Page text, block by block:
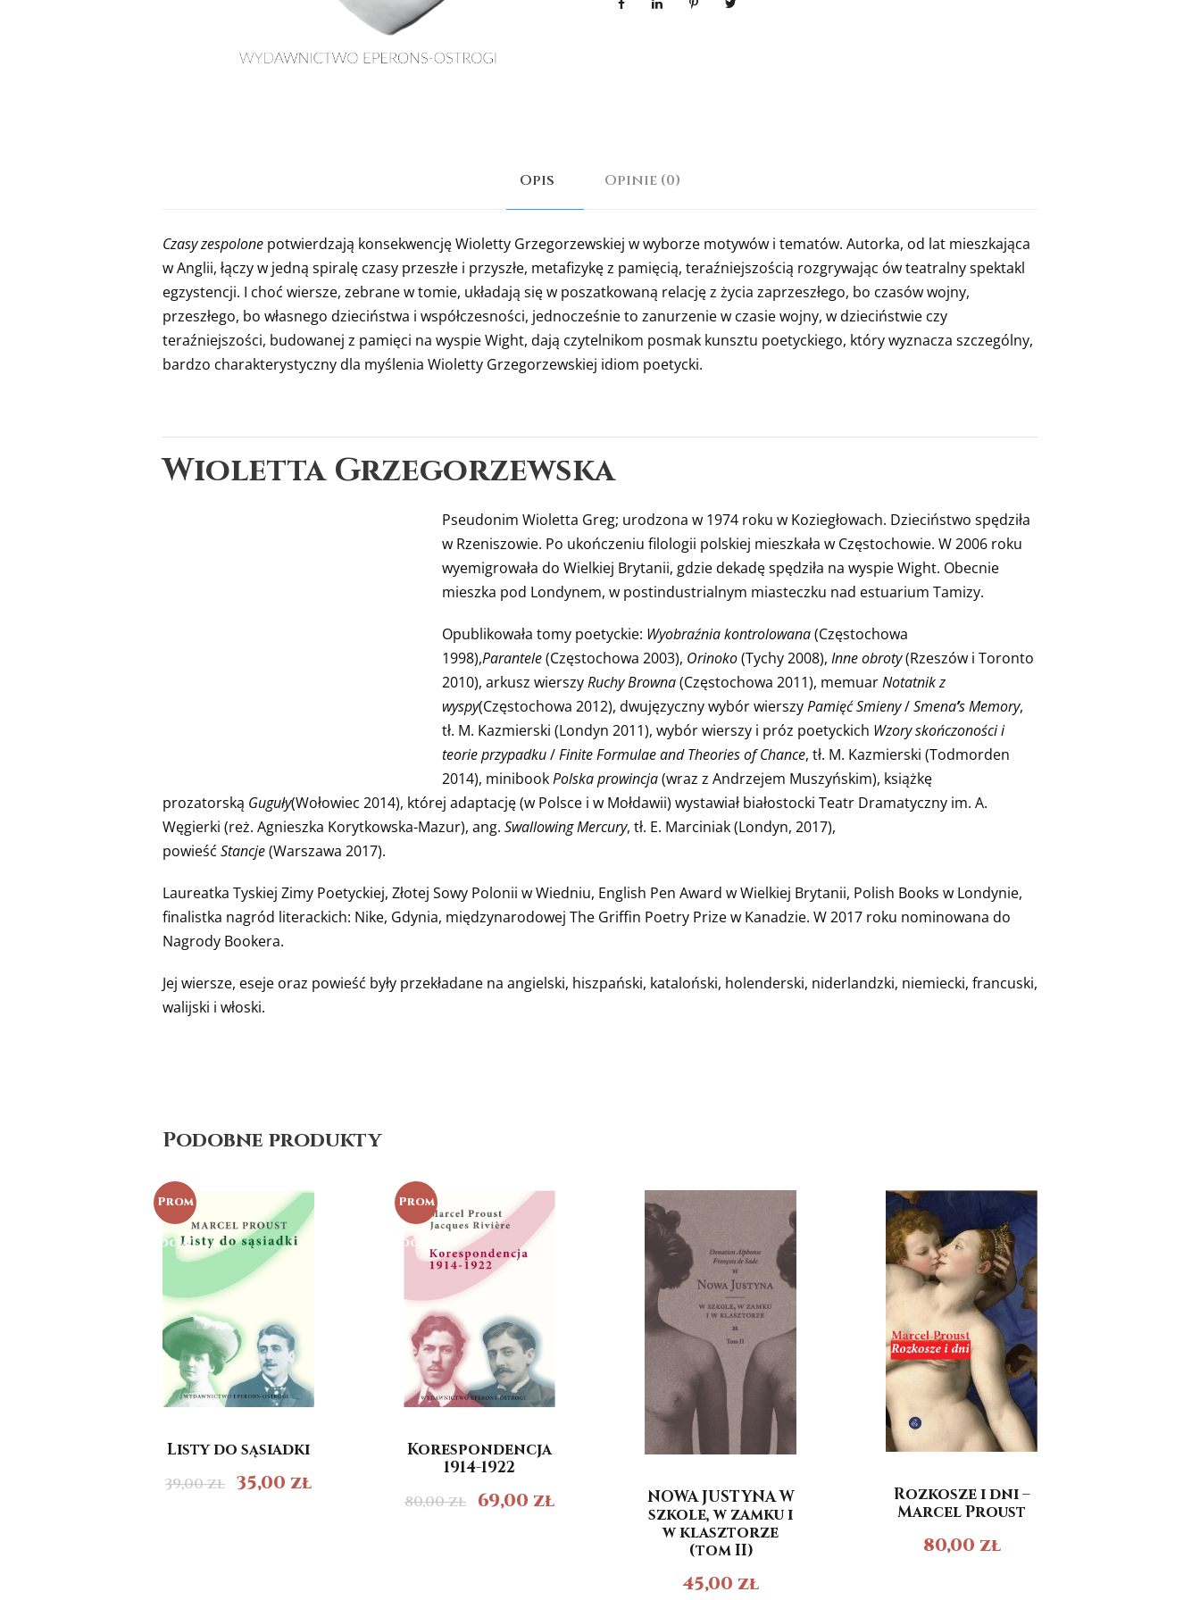
Opis Opinie (0)
Czasy zespolone potwierdzają konsekwencję Wioletty Grzegorzewskiej w wyborze motywów i tematów. Autorka, od lat mieszkająca
w Anglii, łączy w jedną spiralę czasy przeszłe i przyszłe, metafizykę z pamięcią, teraźniejszością rozgrywając ów teatralny spektakl
egzystencji. I choć wiersze, zebrane w tomie, układają się w poszatkowaną relację z życia zaprzeszłego, bo czasów wojny,
przeszłego, bo własnego dzieciństwa i współczesności, jednocześnie to zanurzenie w czasie wojny, w dzieciństwie czy
teraźniejszości, budowanej z pamięci na wyspie Wight, dają czytelnikom posmak kunsztu poetyckiego, który wyznacza szczególny,
bardzo charakterystyczny dla myślenia Wioletty Grzegorzewskiej idiom poetycki.
Wioletta Grzegorzewska
Pseudonim Wioletta Greg; urodzona w 1974 roku w Koziegłowach. Dzieciństwo spędziła
w Rzeniszowie. Po ukończeniu filologii polskiej mieszkała w Częstochowie. W 2006 roku
wyemigrowała do Wielkiej Brytanii, gdzie dekadę spędziła na wyspie Wight. Obecnie
mieszka pod Londynem, w postindustrialnym miasteczku nad estuarium Tamizy.
Opublikowała tomy poetyckie: Wyobraźnia kontrolowana(Częstochowa
1998),Parantele(Częstochowa 2003), Orinoko(Tychy 2008), Inne obroty(Rzeszów i Toronto
2010), arkusz wierszyRuchy Browna(Częstochowa 2011), memuarNotatnik z
wyspy(Częstochowa 2012), dwujęzyczny wybór wierszyPamięć Smieny/Smena’s Memory,
tł. M. Kazmierski (Londyn 2011), wybór wierszy i próz poetyckich Wzory skończoności i
teorieprzypadku/Finite Formulae and Theories of Chance, tł. M. Kazmierski (Todmorden
2014), minibookPolska prowincja(wraz z Andrzejem Muszyńskim), książkę
prozatorską Guguły(Wołowiec 2014), której adaptację (w Polsce i w Mołdawii) wystawiał białostocki Teatr Dramatyczny im. A.
Węgierki (reż. Agnieszka Korytkowska-Mazur), ang. Swallowing Mercury, tł. E. Marciniak (Londyn, 2017),
powieść Stancje(Warszawa 2017).
Laureatka Tyskiej Zimy Poetyckiej, Złotej Sowy Polonii w Wiedniu, English Pen Award w Wielkiej Brytanii, Polish Books w Londynie,
finalistka nagród literackich: Nike, Gdynia, międzynarodowej The Griffin Poetry Prize w Kanadzie. W 2017 roku nominowana do
Nagrody Bookera.
Jej wiersze, eseje oraz powieść były przekładane na angielski, hiszpański, kataloński, holenderski, niderlandzki, niemiecki, francuski,
walijski i włoski.
Podobne produkty
Prom
ocja!
Listy do sąsiadki
39,00zł 35,00 zł
Prom
ocja!
Korespondencja
1914-1922
80,00zł 69,00 zł
NOWA JUSTYNA W
szkole, w zamku i
w klasztorze
(tom II)
45,00 zł
Rozkosze i dni –
Marcel Proust
80,00 zł